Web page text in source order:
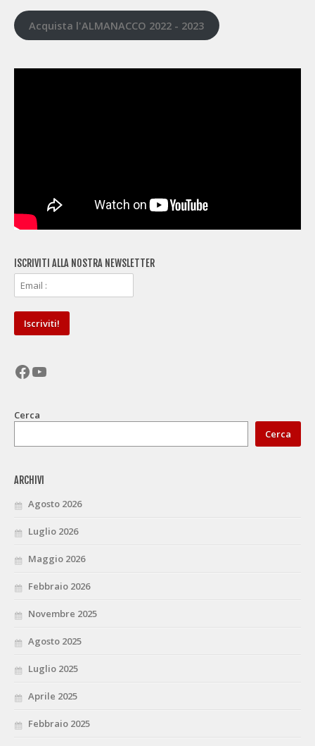
Acquista l'ALMANACCO 2022 - 2023
ISCRIVITI ALLA NOSTRA NEWSLETTER
Facebook
YouTube
Cerca
Cerca
ARCHIVI
Agosto 2026
Luglio 2026
Maggio 2026
Febbraio 2026
Novembre 2025
Agosto 2025
Luglio 2025
Aprile 2025
Febbraio 2025